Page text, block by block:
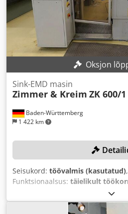
Oksjon
Baden-Württemberg
1 422 km
Sink-EMD masin
Zimmer & Kreim ZK 600/1
Seisukord: töövalmis (kasutatud)
Funktsionaalsus: täielikult
400 mm
kontrolleri mudel:POCON 60,